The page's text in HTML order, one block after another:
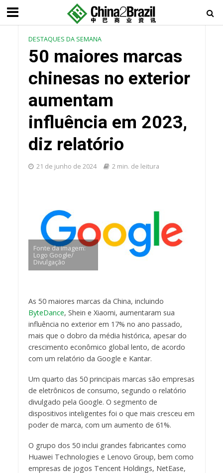
DESTAQUES DA SEMANA
50 maiores marcas
chinesas no exterior
aumentam
influência em 2023,
diz relatório
21 de junho de 2024 2 min. de leitura
Fonte da imagem:
Logo Google/
Divulgação
As 50 maiores marcas da China, incluindo
ByteDance, Shein e Xiaomi, aumentaram sua
influência no exterior em 17% no ano passado,
mais que o dobro da média histórica, apesar do
crescimento econômico global lento, de acordo
com um relatório da Google e Kantar.
Um quarto das 50 principais marcas são empresas
de eletrônicos de consumo, segundo o relatório
divulgado pela Google. O segmento de
dispositivos inteligentes foi o que mais cresceu em
poder de marca, com um aumento de 61%.
O grupo dos 50 inclui grandes fabricantes como
Huawei Technologies e Lenovo Group, bem como
empresas de jogos Tencent Holdings, NetEase,